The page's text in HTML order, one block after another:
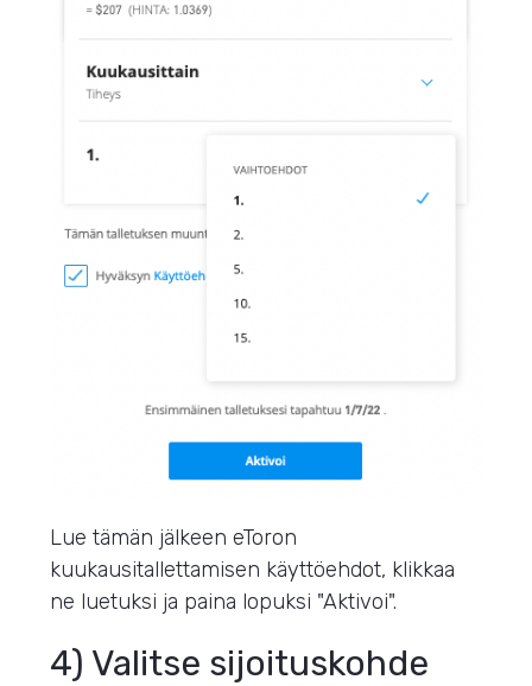
Lue tämän jälkeen eToron
kuukausitallettamisen käyttöehdot, klikkaa
ne luetuksi ja paina lopuksi "Aktivoi".
4) Valitse sijoituskohde